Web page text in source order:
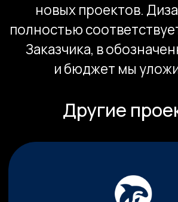
Я согласен на обработку персональных
данных в соответствие с политикой
конфиденциальности
Оставить заявку
info@kompot.bz